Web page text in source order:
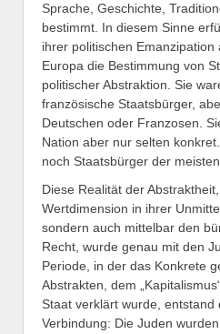
Sprache, Geschichte,
bestimmt. In diesem Sinne
ihrer politischen Emanzipation
Europa die Bestimmung von
politischer Abstraktion. Sie
französische Staatsbürger,
Deutschen oder Franzosen.
Nation aber nur selten
noch Staatsbürger der
Diese Realität der
Wertdimension in ihrer
sondern auch mittelbar den
Recht, wurde genau mit den
Periode, in der das Konkrete
Abstrakten, dem
Staat verklärt wurde, entstand
Verbindung: Die Juden